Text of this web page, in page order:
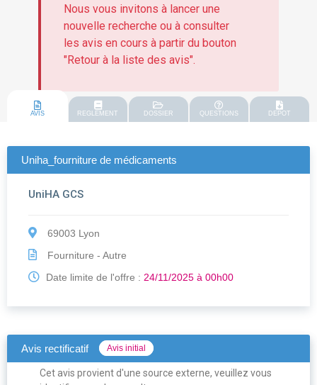
Nous vous invitons à lancer une
nouvelle recherche ou à consulter
les avis en cours à partir du bouton
"Retour à la liste des avis".
AVIS REGLEMENT DOSSIER QUESTIONS DEPOT
Uniha_fourniture de médicaments
UniHA GCS
69003 Lyon
Fourniture - Autre
Date limite de l'offre : 24/11/2025 à 00h00
Avis rectificatif Avis initial
Cet avis provient d'une source externe, veuillez vous